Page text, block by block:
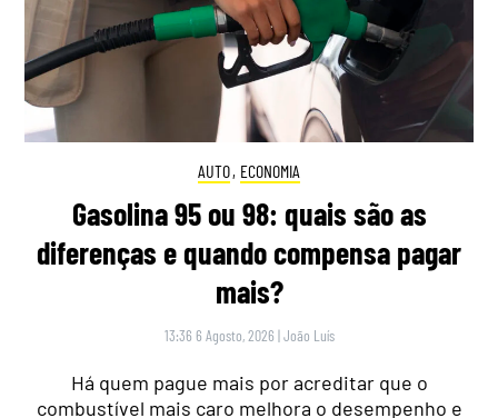
AUTO, ECONOMIA
Gasolina 95 ou 98: quais são as
diferenças e quando compensa pagar
mais?
13:36 6 Agosto, 2026 |João Luís
Há quem pague mais por acreditar que o
combustível mais caro melhora o desempenho e